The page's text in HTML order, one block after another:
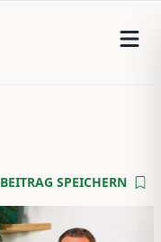
BEITRAG SPEICHERN